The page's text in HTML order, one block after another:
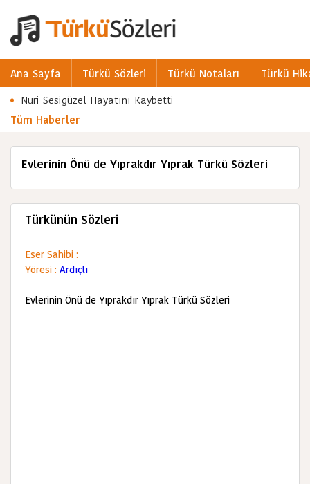
Ana Sayfa Türkü Sözleri Türkü Notaları
Türkü
Nuri Sesigüzel Hayatını Kaybetti
Tüm Haberler
Evlerinin Önü de Yıprakdır Yıprak Türkü Sözleri
Türkünün Sözleri
Eser Sahibi :
Yöresi : Ardıçlı
Evlerinin Önü de Yıprakdır Yıprak Türkü Sözleri